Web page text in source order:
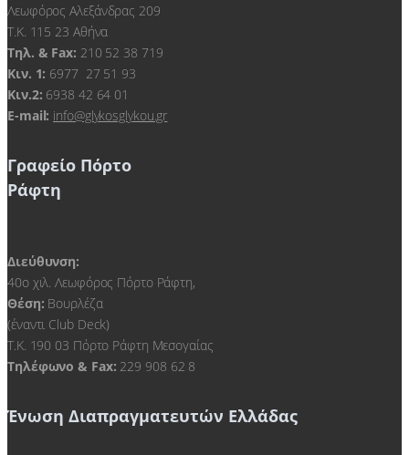
Λεωφόρος Αλεξάνδρας 209
Τ.Κ. 115 23 Αθήνα
Τηλ. & Fax: 210 52 38 719
Kιν. 1: 6977 27 51 93
Κιν.2: 6938 42 64 01
E-mail: info@glykosglykou.gr
Γραφείο Πόρτο
Ράφτη
Διεύθυνση:
40ο χιλ. Λεωφόρος Πόρτο Ράφτη,
Θέση: Βουρλέζα
(έναντι Club Deck)
Τ.Κ. 190 03 Πόρτο Ράφτη Μεσογαίας
Τηλέφωνο & Fax: 229 908 62 8
Ένωση Διαπραγματευτών Ελλάδας